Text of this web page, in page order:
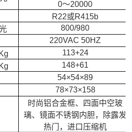
0～20000
R22或R415b
800/980
220VAC 50HZ
113+24
148+61
54×54×89
78×73×158
时尚铝合金框、四面中空玻
璃、镜面不锈钢内胆，除露发
热门，进口压缩机